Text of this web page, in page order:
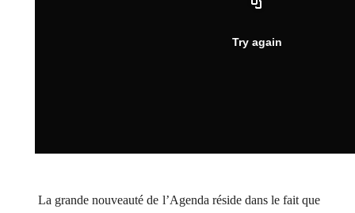
La grande nouveauté de l’Agenda réside dans le fait que